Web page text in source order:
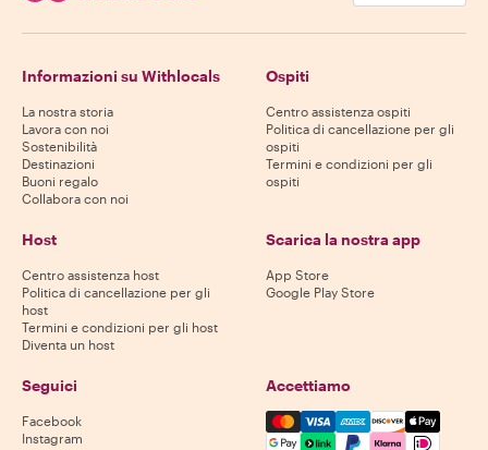
Informazioni su Withlocals
La nostra storia
Lavora con noi
Sostenibilità
Destinazioni
Buoni regalo
Collabora con noi
Ospiti
Centro assistenza ospiti
Politica di cancellazione per gli
ospiti
Termini e condizioni per gli
ospiti
Host
Centro assistenza host
Politica di cancellazione per gli
host
Termini e condizioni per gli host
Diventa un host
Scarica la nostra app
App Store
Google Play Store
Seguici
Facebook
Instagram
Accettiamo
Mastercard, Visa, Amex,